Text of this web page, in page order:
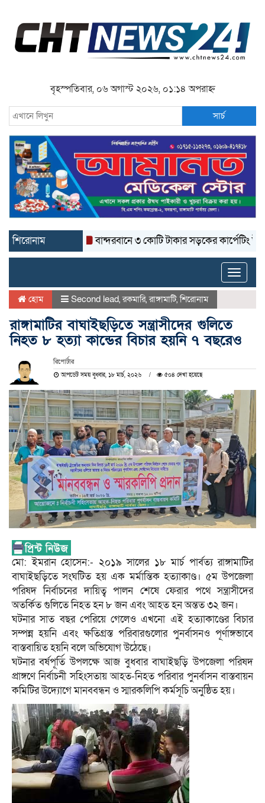
বৃহস্পতিবার, ০৬ অগাস্ট ২০২৬, ০১:১৪ অপরাহ্ন
সার্চ
শিরোনাম বান্দরবানে ৩ কোটি টাকার সড়কের কার্পেটিং উঠে যাচ্ছে
Toggle
হোম Second lead,রকমারি,রাঙ্গামাটি,শিরোনাম
রাঙ্গামাটির বাঘাইছড়িতে সন্ত্রাসীদের গুলিতে
নিহত ৮ হত্যা কান্ডের বিচার হয়নি ৭ বছরেও
রিপোর্টার
আপডেট সময় বুধবার, ১৮ মার্চ, ২০২৬ ৫০৪ দেখা হয়েছে
মো: ইমরান হোসেন:- ২০১৯ সালের ১৮ মার্চ পার্বত্য রাঙ্গামাটির
বাঘাইছড়িতে সংঘটিত হয় এক মর্মান্তিক হত্যাকাণ্ড। ৫ম উপজেলা
পরিষদ নির্বাচনের দায়িত্ব পালন শেষে ফেরার পথে সন্ত্রাসীদের
অতর্কিত গুলিতে নিহত হন ৮ জন এবং আহত হন অন্তত ৩২ জন।
ঘটনার সাত বছর পেরিয়ে গেলেও এখনো এই হত্যাকাণ্ডের বিচার
সম্পন্ন হয়নি এবং ক্ষতিগ্রস্ত পরিবারগুলোর পুনর্বাসনও পূর্ণাঙ্গভাবে
বাস্তবায়িত হয়নি বলে অভিযোগ উঠেছে।
ঘটনার বর্ষপূর্তি উপলক্ষে আজ বুধবার বাঘাইছড়ি উপজেলা পরিষদ
প্রাঙ্গণে নির্বাচনী সহিংসতায় আহত-নিহত পরিবার পুনর্বাসন বাস্তবায়ন
কমিটির উদ্যোগে মানববন্ধন ও স্মারকলিপি কর্মসূচি অনুষ্ঠিত হয়।